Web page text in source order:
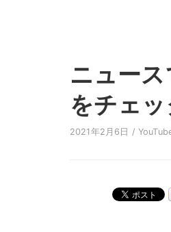
ニュー
をチェッ
2021年2月6日 /